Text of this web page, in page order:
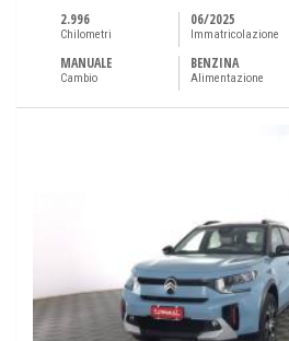
2.996
Chilometri
06/2025
Immatricolazione
MANUALE
Cambio
BENZINA
Alimentazione